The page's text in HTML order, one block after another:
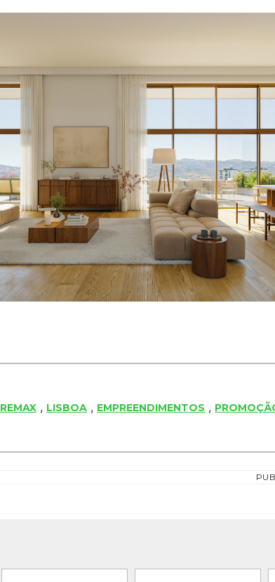
REMAX , LISBOA , EMPREENDIMENTOS ,
PUB